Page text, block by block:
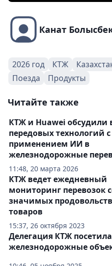
Канат
2026 год КТЖ
Поезда
Продукты
Читайте также
11:48, 20 марта 2026
КТЖ и Huawei обсудили
передовых технологий с
применением ИИ в
железнодорожные
15:37, 26 октября 2023
КТЖ ведет ежедневный
мониторинг перевозок
значимых
товаров
Делегация КТЖ посетила
железнодорожные